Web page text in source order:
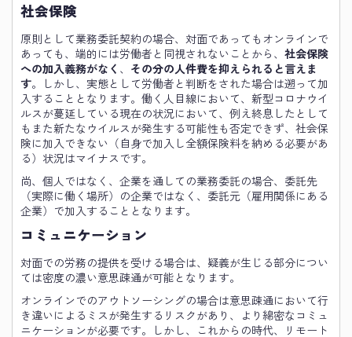
社会保険
原則として業務委託契約の場合、対面であってもオンラインで
あっても、端的には労働者と同視されないことから、 社会保険
への加入義務がなく 、 その分の人件費を抑えられると言えま
す。しかし、実態として労働者と判断をされた場合は遡って加
入することとなります。働く人目線において、新型コロナウイ
ルスが蔓延している現在の状況において、例え終息したとして
もまた新たなウイルスが発生する可能性も否定できず、社会保
険に加入できない（自身で加入し全額保険料を納める必要があ
る）状況はマイナスです。
尚、個人ではなく、企業を通しての業務委託の場合、委託先
（実際に働く場所）の企業ではなく、委託元（雇用関係にある
企業）で加入することとなります。
コミュニケーション
対面での労務の提供を受ける場合は、疑義が生じる部分につい
ては密度の濃い意思疎通が可能となります。
オンラインでのアウトソーシングの場合は意思疎通において行
き違いによるミスが発生するリスクがあり、より綿密なコミュ
ニケーションが必要です。しかし、これからの時代、リモート